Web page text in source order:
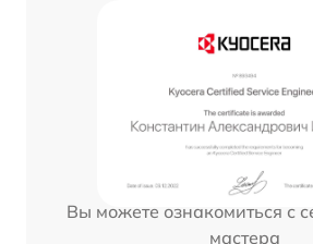
Вы можете ознакомиться с
мастера